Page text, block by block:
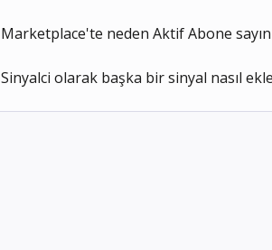
Marketplace'te neden Aktif Abone
Sinyalci olarak başka bir sinyal nasıl